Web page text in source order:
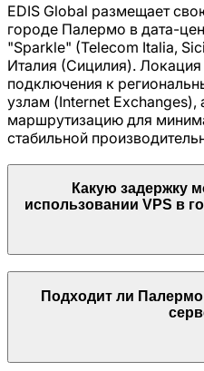
EDIS Global размещает
городе Палермо в дата-
"Sparkle" (Telecom Italia,
Италия (Сицилия).
подключения к
узлам (Internet
маршрутизацию для
стабильной
Какую задержку
использовании VPS в
Подходит ли Палермо